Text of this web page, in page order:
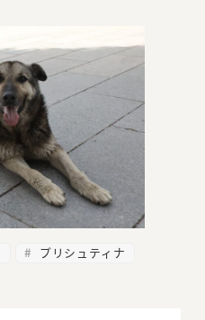
プリシュティナ